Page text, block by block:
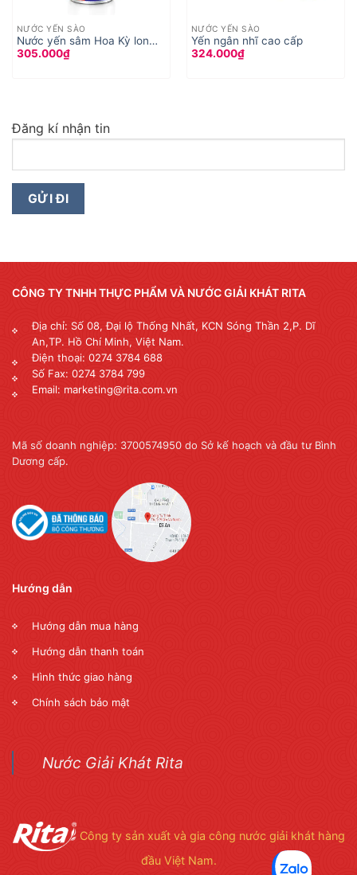
NƯỚC YẾN SÀO
Nước yến sâm Hoa Kỳ lon
240ml
305.000₫
NƯỚC YẾN SÀO
Yến ngân nhĩ cao cấp
324.000₫
Đăng kí nhận tin
CÔNG TY TNHH THỰC PHẨM VÀ NƯỚC GIẢI KHÁT RITA
Địa chỉ: Số 08, Đại lộ Thống Nhất, KCN Sóng Thần 2,P. Dĩ
An,TP. Hồ Chí Minh, Việt Nam.
Điện thoại: 0274 3784 688
Số Fax: 0274 3784 799
Email: marketing@rita.com.vn
Mã số doanh nghiệp: 3700574950 do Sở kế hoạch và đầu tư Bình
Dương cấp.
Hướng dẫn
Hướng dẫn mua hàng
Hướng dẫn thanh toán
Hình thức giao hàng
Chính sách bảo mật
Nước Giải Khát Rita
Công ty sản xuất và gia công nước giải khát hàng
đầu Việt Nam.